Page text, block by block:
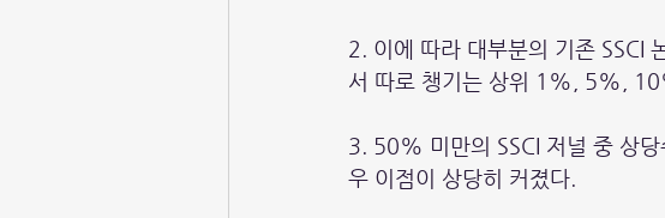
2. 이에 따라 대부분의 기존 SSCI
서 따로 챙기는 상위 1%, 5%,
3. 50% 미만의 SSCI 저널 중 상
우 이점이 상당히 커졌다.